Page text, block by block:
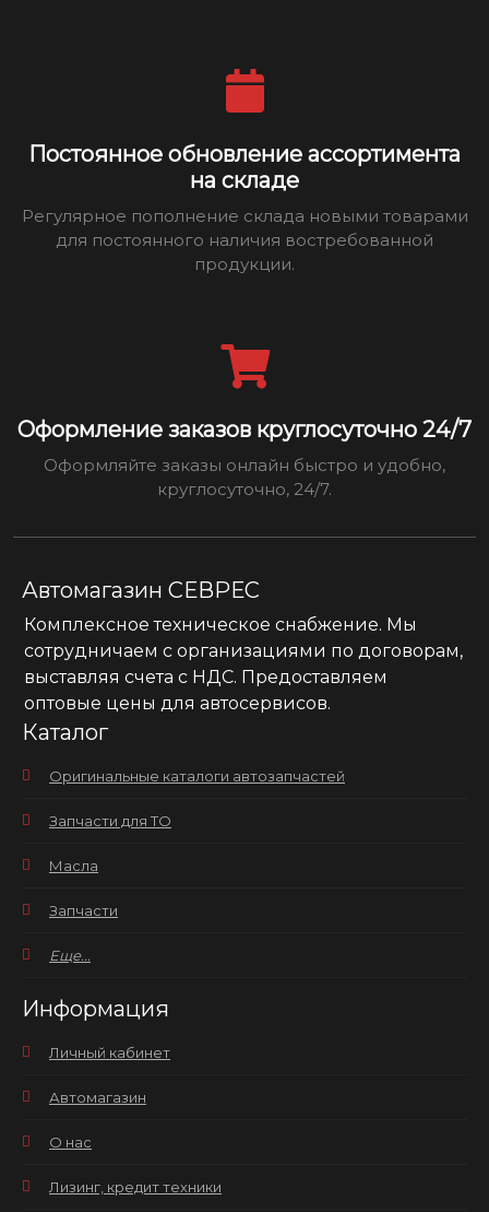
Постоянное обновление ассортимента
на складе
Регулярное пополнение склада новыми товарами
для постоянного наличия востребованной
продукции.
Оформление заказов круглосуточно 24/7
Оформляйте заказы онлайн быстро и удобно,
круглосуточно, 24/7.
Автомагазин СЕВРЕС
Комплексное техническое снабжение. Мы
сотрудничаем с организациями по договорам,
выставляя счета с НДС. Предоставляем
оптовые цены для автосервисов.
Каталог
Оригинальные каталоги автозапчастей
Запчасти для ТО
Масла
Запчасти
Еще...
Информация
Личный кабинет
Автомагазин
О нас
Лизинг, кредит техники